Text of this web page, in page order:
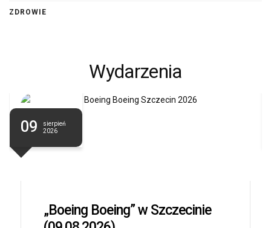
ZDROWIE
Wydarzenia
09
sierpień
2026
„Boeing Boeing” w Szczecinie